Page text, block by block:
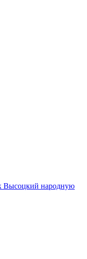
Высоцкий народную